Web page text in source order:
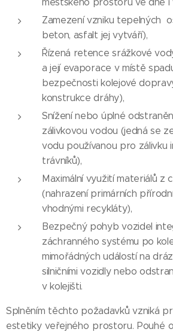
Zamezení vzniku tepelných
beton, asfalt jej vytváří),
Řízená retence srážkové
a její evaporace v místě
bezpečnosti kolejové
konstrukce dráhy),
Snížení nebo úplné
zálivkovou vodou (jedná se
vodu používanou pro zálivku
trávníků),
Maximální využití materiálů z
(nahrazení primárních
vhodnými recykláty),
Bezpečný pohyb vozidel
záchranného systému po
mimořádných událostí na
silničními vozidly nebo
v kolejišti.
Splněním těchto požadavků vzniká
estetiky veřejného prostoru. Pouhé